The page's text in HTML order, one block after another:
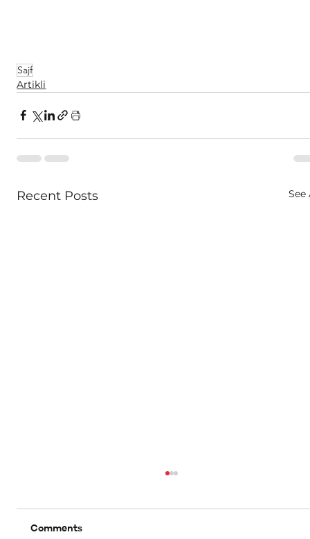
Sajf
Artikli
Recent Posts See
Comments